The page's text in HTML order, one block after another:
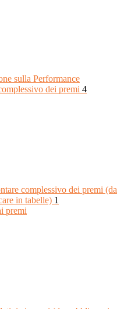
sulla Performance
dei premi 4
complessivo dei premi (da
in tabelle) 1
premi